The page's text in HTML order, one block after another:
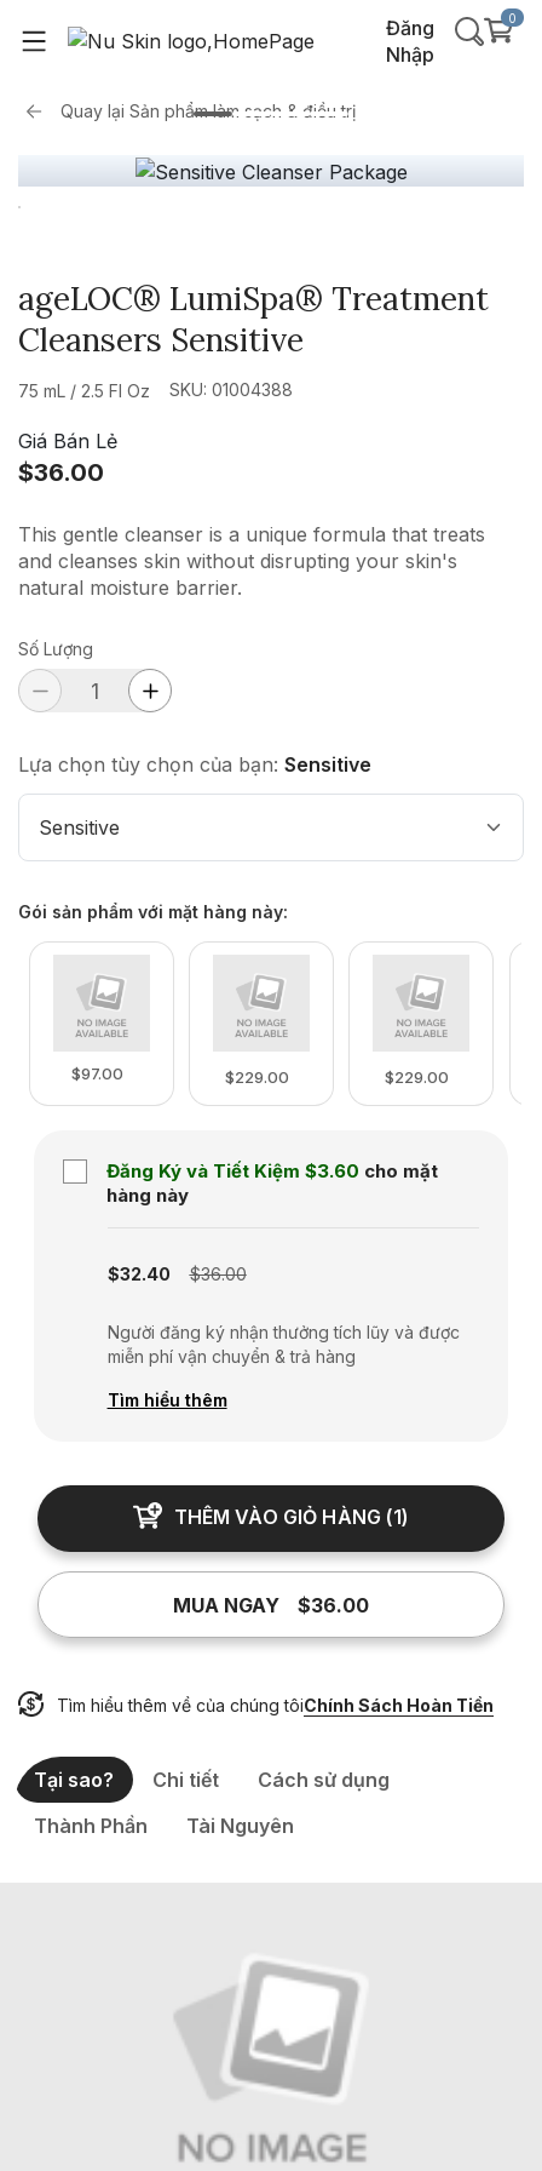
Đăng
Nhập
0
Quay lại Sản phẩm làm sạch & điều trị
ageLOC® LumiSpa® Treatment
Cleansers Sensitive
75 mL / 2.5 Fl Oz SKU: 01004388
Giá Bán Lẻ
$36.00
This gentle cleanser is a unique formula that treats
and cleanses skin without disrupting your skin's
natural moisture barrier.
Số Lượng
Lựa chọn tùy chọn của bạn: Sensitive
Sensitive
Gói sản phẩm với mặt hàng này:
$97.00 $229.00 $229.00
Đăng Ký và Tiết Kiệm $3.60 cho mặt
hàng này
$32.40 $36.00
Người đăng ký nhận thưởng tích lũy và được
miễn phí vận chuyển & trả hàng
Tìm hiểu thêm
THÊM VÀO GIỎ HÀNG (1)
MUA NGAY $36.00
Tìm hiểu thêm về của chúng tôiChính Sách Hoàn Tiền
Tại sao? Chi tiết
Cách sử dụng
Thành Phần
Tài Nguyên